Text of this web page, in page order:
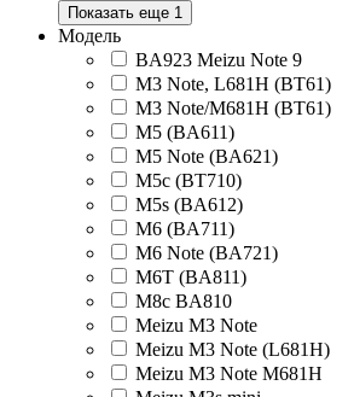
Показать еще 1
Модель
BA923 Meizu Note 9
M3 Note, L681H (BT61)
M3 Note/M681H (BT61)
M5 (BA611)
M5 Note (BA621)
M5c (BT710)
M5s (BA612)
M6 (BA711)
M6 Note (BA721)
M6T (BA811)
M8c BA810
Meizu M3 Note
Meizu M3 Note (L681H)
Meizu M3 Note M681H